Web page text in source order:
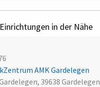
in der Nähe
AMK Gardelegen
39638 Gardelegen